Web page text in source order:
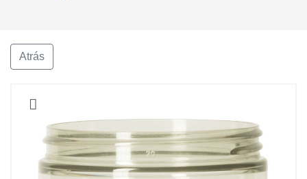
Atrás